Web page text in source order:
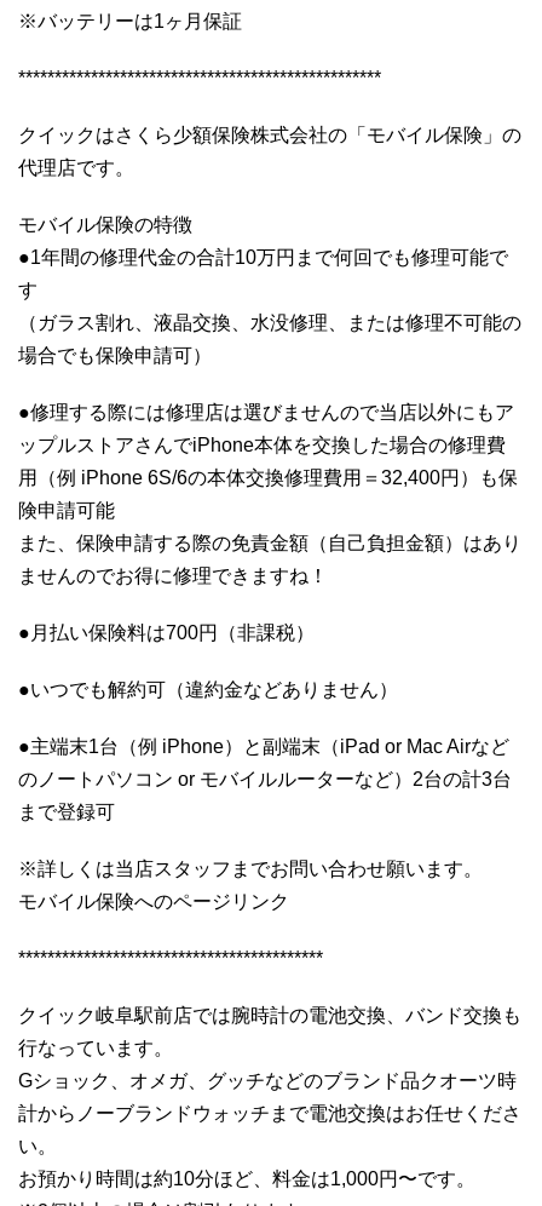
※バッテリーは1ヶ月保証
**************************************************
クイックはさくら少額保険株式会社の「モバイル保険」の
代理店です。
モバイル保険の特徴
●1年間の修理代金の合計10万円まで何回でも修理可能で
す
（ガラス割れ、液晶交換、水没修理、または修理不可能の
場合でも保険申請可）
●修理する際には修理店は選びませんので当店以外にもア
ップルストアさんでiPhone本体を交換した場合の修理費
用（例 iPhone 6S/6の本体交換修理費用＝32,400円）も保
険申請可能
また、保険申請する際の免責金額（自己負担金額）はあり
ませんのでお得に修理できますね！
●月払い保険料は700円（非課税）
●いつでも解約可（違約金などありません）
●主端末1台（例 iPhone）と副端末（iPad or Mac Airなど
のノートパソコン or モバイルルーターなど）2台の計3台
まで登録可
※詳しくは当店スタッフまでお問い合わせ願います。
モバイル保険へのページリンク
******************************************
クイック岐阜駅前店では腕時計の電池交換、バンド交換も
行なっています。
Gショック、オメガ、グッチなどのブランド品クオーツ時
計からノーブランドウォッチまで電池交換はお任せくださ
い。
お預かり時間は約10分ほど、料金は1,000円〜です。